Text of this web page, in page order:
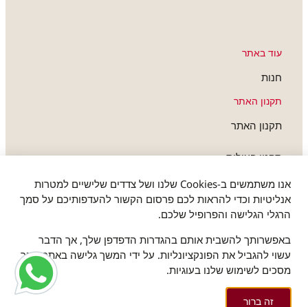
עוד באתר
חנות
תקנון האתר
תקנון האתר
תקנון פעילות
חברים שלנו
כתובת החנות:רח' הרצל 15, נתניה
5981
*
אנו משתמשים ב-Cookies שלנו ושל צדדים שלישיים למטרות
אנליטיות וכדי להראות לכם פרסום הקשור להעדפותיכם על סמך
הרגלי הגלישה והפרופיל שלכם.
באפשרותך להשבית אותם בהגדרות הדפדפן שלך, אך הדבר
עשוי להגביל את הפונקציונליות. על ידי המשך גלישה באתר, הנך
מסכים לשימוש שלנו בעוגיות.
זה ברור